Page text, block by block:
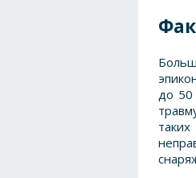
до 50